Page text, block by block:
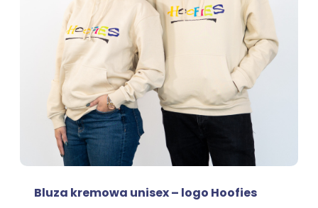
Bluza kremowa unisex – logo Hoofies